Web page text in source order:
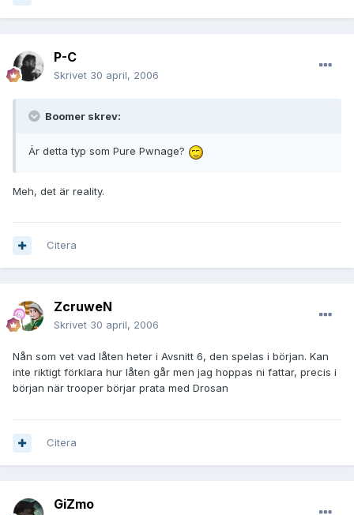
P-C
Skrivet 30 april, 2006
Boomer skrev:
Är detta typ som Pure Pwnage?
Meh, det är reality.
Citera
ZcruweN
Skrivet 30 april, 2006
Nån som vet vad låten heter i Avsnitt 6, den spelas i början. Kan
inte riktigt förklara hur låten går men jag hoppas ni fattar, precis i
början när trooper börjar prata med Drosan
Citera
GiZmo